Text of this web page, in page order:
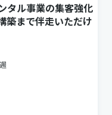
タル事業の集客強化
築まで伴走いただけ